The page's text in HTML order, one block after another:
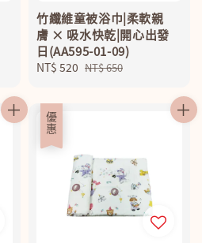
竹纖維童被浴巾|柔軟親
膚 × 吸水快乾|開心出發
日(AA595-01-09)
Sale
NT$ 520 Regular
NT$ 650
優惠